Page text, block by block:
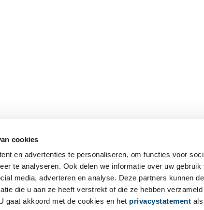
cookies
en advertenties te personaliseren, om functies voor
te analyseren. Ook delen we informatie over uw gebruik
media, adverteren en analyse. Deze partners kunnen
die u aan ze heeft verstrekt of die ze hebben
gaat akkoord met de cookies en het privacystatement